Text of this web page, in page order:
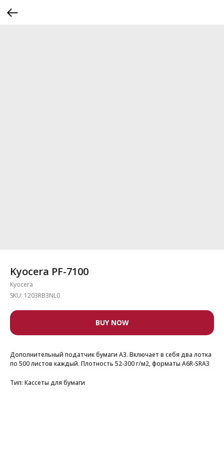
Kyocera PF-7100
Kyocera
SKU: 1203RB3NL0
BUY NOW
Дополнительный податчик бумаги А3. Включает в себя два лотка
по 500 листов каждый. Плотность 52-300 г/м2, форматы A6R-SRA3
Тип: Кассеты для бумаги